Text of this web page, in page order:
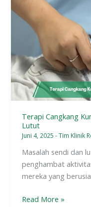
Terapi Cangkang
Lutut
Juni 4, 2025-Tim Klinik
Masalah sendi dan
penghambat
mereka yang
Cangkang
Kura-
Kura
untuk
Masalah
Sendi
dan
Lutut
Read More »